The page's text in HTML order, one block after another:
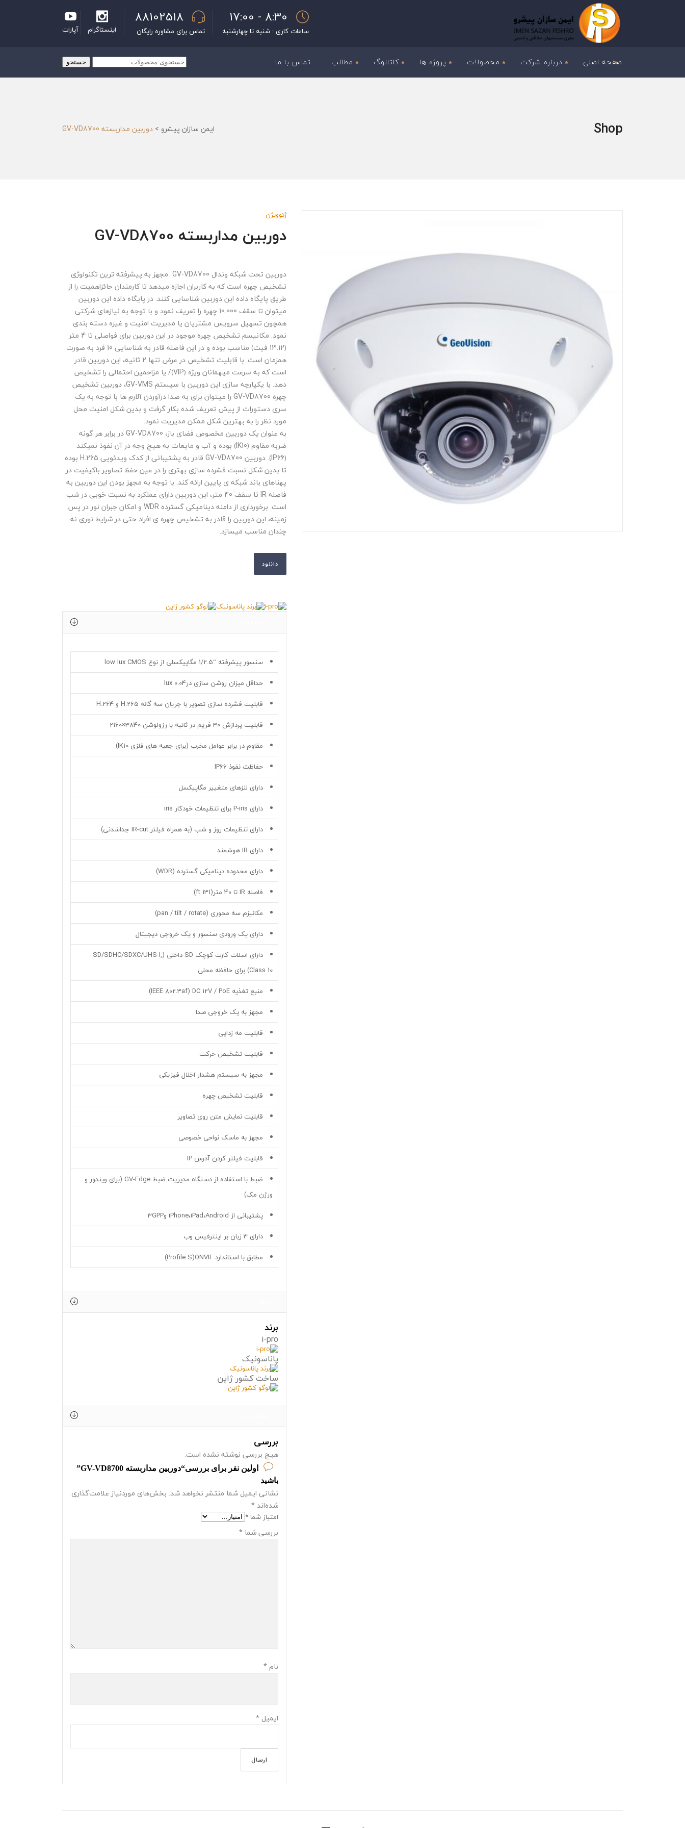
8:30 - 17:00
ساعات کاری : شنبه تا چهارشنبه
88102518
تماس برای مشاوره رایگان اینستاگرام آپارات
صفحه اصلی درباره شرکت محصولات پروژه ها کاتالوگ مطالب تماس با ما
جستجو
برای:
جستجو
Shop ایمن سازان پیشرو > دوربین مداربسته GV-VD8700
ژئوویژن
دوربین مداربسته GV-VD8700
دوربین تحت شبکه وندال GV-VD8700 مجهز به پیشرفته ترین تکنولوژی
تشخیص چهره است که به کاربران اجازه میدهد تا کارمندان حائزاهمیت را از
طریق پایگاه داده این دوربین شناسایی کنند. در پایگاه داده این دوربین
میتوان تا سقف 10.000 چهره را تعریف نمود و با توجه به نیازهای شرکتی
همچون تسهیل سرویس مشتریان یا مدیریت امنیت و غیره دسته بندی
نمود. مکانیسم تشخیص چهره موجود در این دوربین برای فواصلی تا 4 متر
﴿13.12 فیت﴾ مناسب بوده و در این فاصله قادر به شناسایی 10 فرد به صورت
همزمان است. با قابلیت تشخیص در عرض تنها 2 ثانیه، این دوربین قادر
است که به سرعت میهمانان ویژه ﴿VIP﴾/ یا مزاحمین احتمالی را تشخیص
دهد. با یکپارچه سازی این دوربین با سیستم GV-VMS، دوربین تشخیص
چهره GV-VD8700 را میتوان برای به صدا درآوردن آلارم ها با توجه به یک
سری دستورات از پیش تعریف شده بکار گرفت و بدین شکل امنیت محل
مورد نظر را به بهترین شکل ممکن مدیریت نمود.
به عنوان یک دوربین مخصوص فضای باز، GV-VD8700در برابر هر گونه
ضربه مقاوم ﴿IK10﴾ بوده و آب و مایعات به هیچ وجه در آن نفوذ نمیکند
﴿IP66﴾. دوربین GV-VD8700 قادر به پشتیبانی از کدک ویدئویی H.265 بوده
تا بدین شکل نسبت فشرده سازی بهتری را در عین حفظ تصاویر باکیفیت در
پهناهای باند شبکه ی پایین ارائه کند. با توجه به مجهز بودن این دوربین به
فاصلهIR
تا سقف 40 متر، این دوربین دارای عملکرد به نسبت خوبی در شب
است. برخورداری از دامنه دینامیکی گسترده WDR و امکان جبران نور در پس
زمینه، این دوربین را قادر به تشخیص چهره ی افراد حتی در شرایط نوری نه
چندان مناسب میسازد.
دانلود
سنسور پیشرفته “1/2.5 مگاپیکسلی از نوع low lux CMOS
حداقل میزان روشن سازی در0.04 lux
قابلیت فشرده سازی تصویر با جریان سه گانه H.265 و H.264
قابلیت پردازش 30 فریم در ثانیه با رزولوشن 3840×2160
مقاوم در برابر عوامل مخرب (برای جعبه های فلزی IK10)
حفاظت نفوذ IP66
دارای لنزهای متغییر مگاپیکسل
دارای P-iris برای تنظیمات خودکار iris
دارای تنظیمات روز و شب (به همراه فیلتر IR-cut جداشدنی)
دارای IR هوشمند
دارای محدوده دینامیکی گسترده (WDR)
فاصله IR تا 40 متر(131 ft)
مکانیزم سه محوری (pan / tilt / rotate)
دارای یک ورودی سنسور و یک خروجی دیجیتال
دارای اسلات کارت کوچک SD داخلی (SD/SDHC/SDXC/UHS-I,
Class 10) برای حافظه محلی
منبع تغذیه IEEE 802.3af) DC 12V / PoE)
مجهز به یک خروجی صدا
قابلیت مه زدایی
قابلیت تشخیص حرکت
مجهز به سیستم هشدار اخلال فیزیکی
قابلیت تشخیص چهره
قابلیت نمایش متن روی تصاویر
مجهز به ماسک نواحی خصوصی
قابلیت فیلتر کردن آدرس IP
ضبط با استفاده از دستگاه مدیریت ضبط GV-Edge (برای ویندور و
ورژن مک)
پشتیبانی از iPhone،iPad،Android و3GPP
دارای 3 زبان بر اینترفیس وب
مطابق با استاندارد Profile S)ONVIF)
برند
i-pro
پاناسونیک
ساخت کشور ژاپن
بررسی
هیچ بررسی نوشته نشده است.
اولین نفر برای بررسی“دوربین مداربسته GV-VD8700”
باشید
نشانی ایمیل شما منتشر نخواهد شد. بخش‌های موردنیاز علامت‌گذاری
شده‌اند*
امتیاز شما *
بررسی شما *
نام*
ایمیل *